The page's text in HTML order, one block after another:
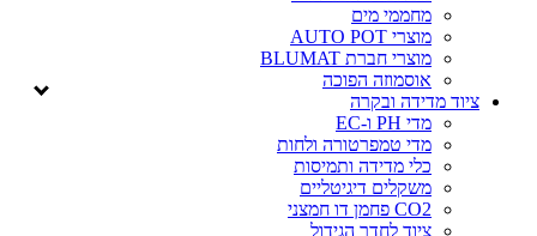
מחממי מים
מוצרי AUTO POT
מוצרי חברת BLUMAT
אוסמוזה הפוכה
ציוד מדידה ובקרה
מדי PH ו-EC
מדי טמפרטורה ולחות
כלי מדידה ותמיסות
משקלים דיגיטליים
CO2 פחמן דו חמצני
ציוד לחדר הגידול